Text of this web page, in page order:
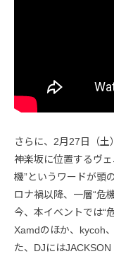
さらに、2月27日（土
神楽坂に位置するヴ
機”というワードが頭
ロナ禍以降、一層“危
今、本イベントでは“
Xamdのほか、kycoh
た、DJには